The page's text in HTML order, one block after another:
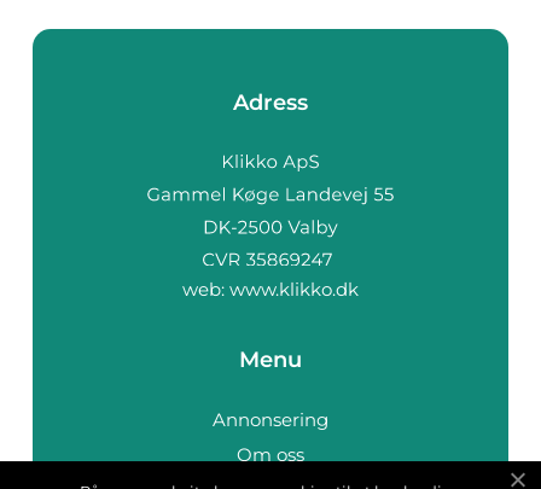
Adress
web: www.klikko.dk
Menu
Annonsering
Om oss